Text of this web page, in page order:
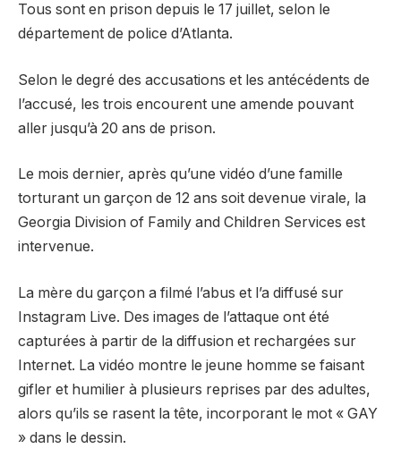
Tous sont en prison depuis le 17 juillet, selon le
département de police d’Atlanta.
Selon le degré des accusations et les antécédents de
l’accusé, les trois encourent une amende pouvant
aller jusqu’à 20 ans de prison.
Le mois dernier, après qu’une vidéo d’une famille
torturant un garçon de 12 ans soit devenue virale, la
Georgia Division of Family and Children Services est
intervenue.
La mère du garçon a filmé l’abus et l’a diffusé sur
Instagram Live. Des images de l’attaque ont été
capturées à partir de la diffusion et rechargées sur
Internet. La vidéo montre le jeune homme se faisant
gifler et humilier à plusieurs reprises par des adultes,
alors qu’ils se rasent la tête, incorporant le mot « GAY
» dans le dessin.